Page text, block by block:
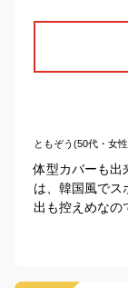
ともぞう(50代・女
体型カバーも出
は、韓国風でス
出も控えめなの